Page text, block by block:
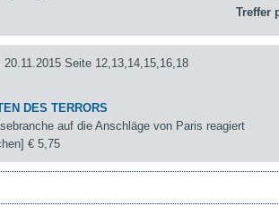
Treffer
Seite 12,13,14,15,16,18
DES TERRORS
auf die Anschläge von Paris reagiert
€ 5,75